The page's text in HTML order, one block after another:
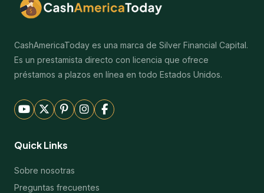
CashAmericaToday es una marca de Silver Financial Capital.
Es un prestamista directo con licencia que ofrece
préstamos a plazos en línea en todo Estados Unidos.
Quick Links
Sobre nosotras
Preguntas frecuentes